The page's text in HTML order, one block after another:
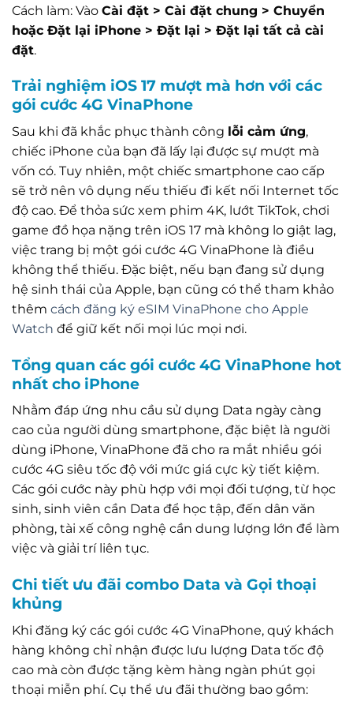
Cách làm: Vào Cài đặt > Cài đặt chung > Chuyển
hoặc Đặt lại iPhone > Đặt lại > Đặt lại tất cả cài
đặt.
Trải nghiệm iOS 17 mượt mà hơn với các
gói cước 4G VinaPhone
Sau khi đã khắc phục thành công lỗi cảm ứng,
chiếc iPhone của bạn đã lấy lại được sự mượt mà
vốn có. Tuy nhiên, một chiếc smartphone cao cấp
sẽ trở nên vô dụng nếu thiếu đi kết nối Internet tốc
độ cao. Để thỏa sức xem phim 4K, lướt TikTok, chơi
game đồ họa nặng trên iOS 17 mà không lo giật lag,
việc trang bị một gói cước 4G VinaPhone là điều
không thể thiếu. Đặc biệt, nếu bạn đang sử dụng
hệ sinh thái của Apple, bạn cũng có thể tham khảo
thêm cách đăng ký eSIM VinaPhone cho Apple
Watch để giữ kết nối mọi lúc mọi nơi.
Tổng quan các gói cước 4G VinaPhone hot
nhất cho iPhone
Nhằm đáp ứng nhu cầu sử dụng Data ngày càng
cao của người dùng smartphone, đặc biệt là người
dùng iPhone, VinaPhone đã cho ra mắt nhiều gói
cước 4G siêu tốc độ với mức giá cực kỳ tiết kiệm.
Các gói cước này phù hợp với mọi đối tượng, từ học
sinh, sinh viên cần Data để học tập, đến dân văn
phòng, tài xế công nghệ cần dung lượng lớn để làm
việc và giải trí liên tục.
Chi tiết ưu đãi combo Data và Gọi thoại
khủng
Khi đăng ký các gói cước 4G VinaPhone, quý khách
hàng không chỉ nhận được lưu lượng Data tốc độ
cao mà còn được tặng kèm hàng ngàn phút gọi
thoại miễn phí. Cụ thể ưu đãi thường bao gồm: